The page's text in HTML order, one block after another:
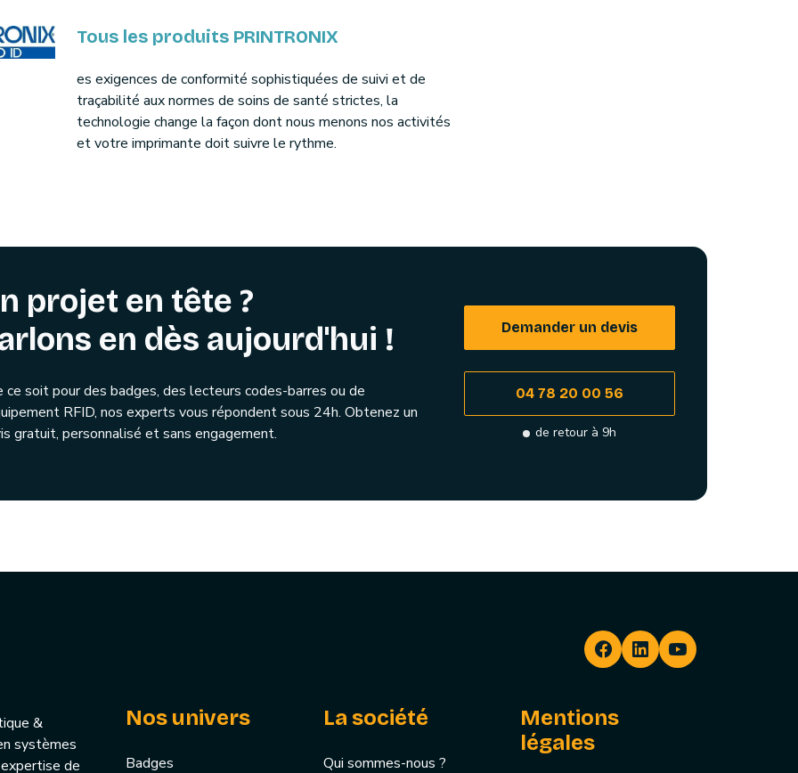
Tous les produits PRINTRONIX
es exigences de conformité sophistiquées de suivi et de
traçabilité aux normes de soins de santé strictes, la
technologie change la façon dont nous menons nos activités
et votre imprimante doit suivre le rythme.
projet en tête ?
en dès aujourd'hui !
ce soit pour des badges, des lecteurs codes-barres ou de
RFID, nos experts vous répondent sous 24h. Obtenez un
gratuit, personnalisé et sans engagement.
Demander un devis
04 78 20 00 56
de retour à 9h
&
systèmes
de
Nos univers
Badges
La société
Qui sommes-nous ?
Mentions
légales